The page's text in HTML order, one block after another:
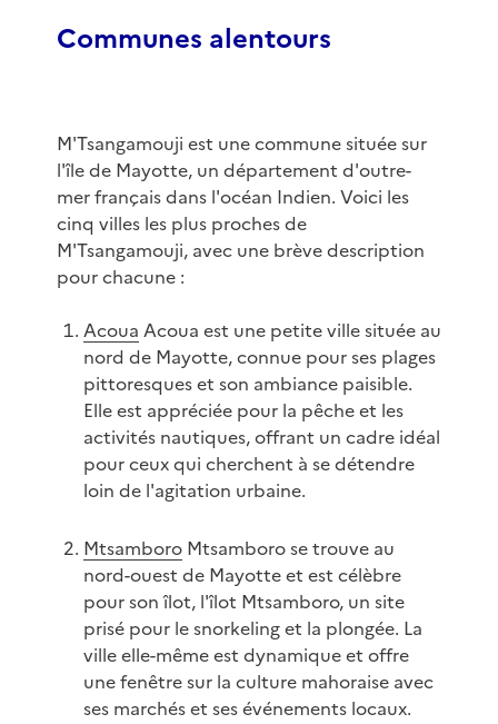
Communes alentours
M'Tsangamouji est une commune située sur
l'île de Mayotte, un département d'outre-
mer français dans l'océan Indien. Voici les
cinq villes les plus proches de
M'Tsangamouji, avec une brève description
pour chacune :
Acoua Acoua est une petite ville située au
nord de Mayotte, connue pour ses plages
pittoresques et son ambiance paisible.
Elle est appréciée pour la pêche et les
activités nautiques, offrant un cadre idéal
pour ceux qui cherchent à se détendre
loin de l'agitation urbaine.
MtsamboroMtsamboro se trouve au
nord-ouest de Mayotte et est célèbre
pour son îlot, l'îlot Mtsamboro, un site
prisé pour le snorkeling et la plongée. La
ville elle-même est dynamique et offre
une fenêtre sur la culture mahoraise avec
ses marchés et ses événements locaux.